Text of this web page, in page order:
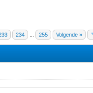
234 255 Volgende »